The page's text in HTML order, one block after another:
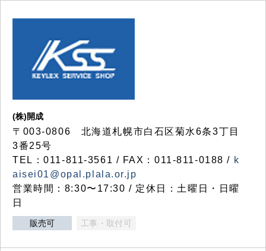
(株)開成
〒003-0806 北海道札幌市白石区菊水6条3丁目
3番25号
TEL：011-811-3561 / FAX：011-811-0188 / k
aisei01@opal.plala.or.jp
営業時間：8:30〜17:30 / 定休日：土曜日・日曜
日
販売可 工事・取付可